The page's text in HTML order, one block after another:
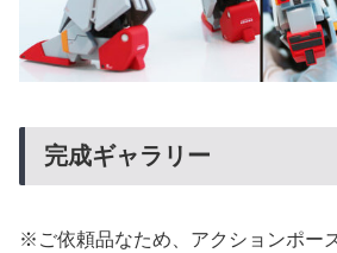
完成ギャラリー
※ご依頼品なため、アクションポー